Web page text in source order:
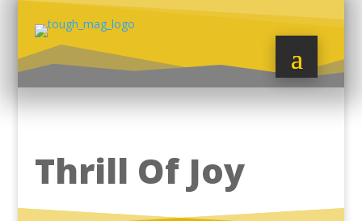
Thrill Of Joy